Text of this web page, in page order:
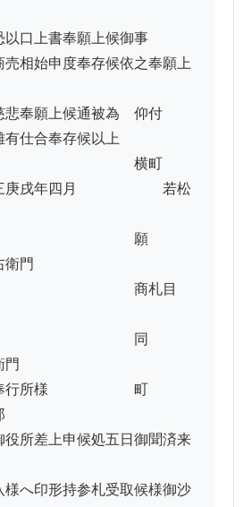
書奉願上候御事
相始申度奉存候依之奉願上
悲奉願上候通被為　仰付
仕合奉存候以上
町
四月　　　　　　若松
衛門
目
門
　　　　　　町
役所差上申候処五日御聞済来
様へ印形持参札受取候様御沙